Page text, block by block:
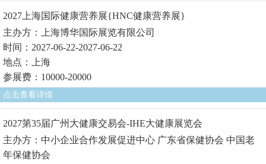
2027上海国际健康营养展{HNC健康营养展}
主办方：上海博华国际展览有限公司
时间：2027-06-22-2027-06-22
地点：上海
参展费：10000-20000
点击查看详情
2027第35届广州大健康交易会-IHE大健康展览会
主办方：中小企业合作发展促进中心 广东省保健协会 中国老
年保健协会